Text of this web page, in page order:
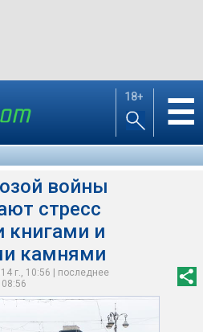
18+ ☰
войны
стресс
книгами и
камнями
г., 10:56 | последнее